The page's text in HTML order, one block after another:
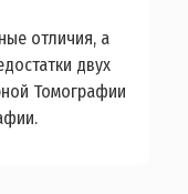
отличия, а
двух
Томографии